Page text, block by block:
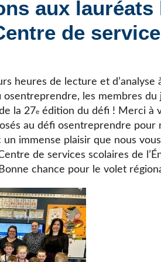
Plaintes et
Services
Coffre à
École ouverte
Intégration
Parents
Programme
Élèves
aux
de
heures de lecture et d’analyse
osentreprendre, les membres
la 27e édition du défi ! Merci à
au défi osentreprendre pour
un immense plaisir que nous
de services scolaires de
chance pour le volet